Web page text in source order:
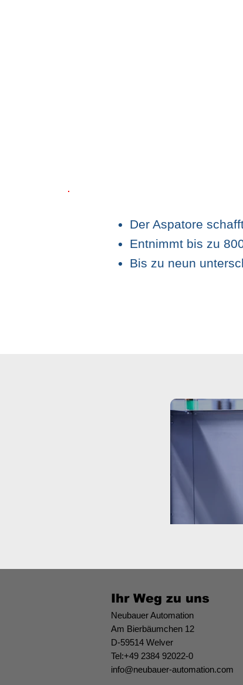
Der Aspatore
Entnimmt bis zu
Bis zu neun
Ihr Weg zu uns
Neubauer Automation
Am Bierbäumchen 12
D-59514 Welver
Tel:+49 2384 92022-0
info@neubauer-automation.com